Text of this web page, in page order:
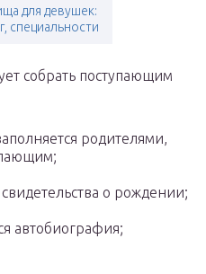
для девушек:
специальности
собрать поступающим
родителями,
о рождении;
автобиография;